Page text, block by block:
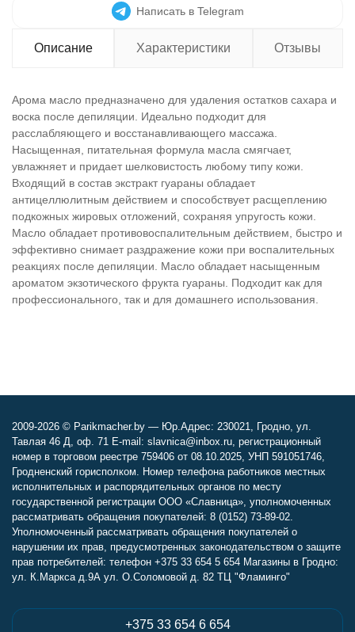
Написать в Telegram
Описание Характеристики Отзывы
Арома масло предназначено для удаления остатков сахара и
воска после депиляции. Идеально подходит для
расслабляющего и восстанавливающего массажа.
Насыщенная, питательная формула масла смягчает,
увлажняет и придает шелковистость любому типу кожи.
Входящий в состав экстракт гуараны обладает
антицеллюлитным действием и способствует расщеплению
подкожных жировых отложений, сохраняя упругость кожи.
Масло обладает противовоспалительным действием, быстро и
эффективно снимает раздражение кожи при воспалительных
реакциях после депиляции. Масло обладает насыщенным
ароматом экзотического фрукта гуараны. Подходит как для
профессионального, так и для домашнего использования.
2009-2026 © Parikmacher.by — Юр.Адрес: 230021, Гродно, ул.
Тавлая 46 Д, оф. 71 E-mail: slavnica@inbox.ru, регистрационный
номер в торговом реестре 759406 от 08.10.2025, УНП 591051746,
Гродненский горисполком. Номер телефона работников местных
исполнительных и распорядительных органов по месту
государственной регистрации ООО «Славница», уполномоченных
рассматривать обращения покупателей: 8 (0152) 73-89-02.
Уполномоченный рассматривать обращения покупателей о
нарушении их прав, предусмотренных законодательством о защите
прав потребителей: телефон +375 33 654 5 654 Магазины в Гродно:
ул. К.Маркса д.9А ул. О.Соломовой д. 82 ТЦ "Фламинго"
+375 33 654 6 654